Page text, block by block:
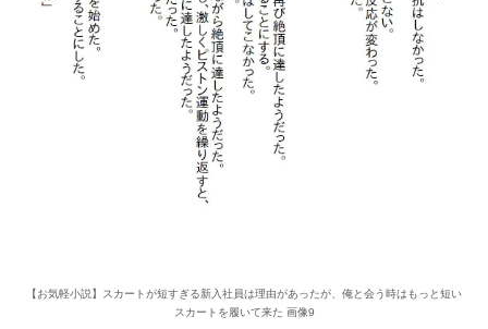
【お気軽小説】スカートが短すぎる新入社員は理由があったが、俺と会う時はもっと短い
スカートを履いて来た 画像9